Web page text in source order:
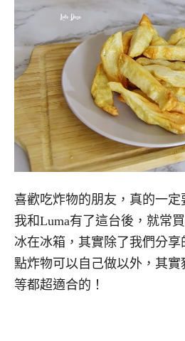
喜歡吃炸物的朋友，真的一定
我和Luma有了這台後，就常
冰在冰箱，其實除了我們分
點炸物可以自己做以外，其
等都超適合的！